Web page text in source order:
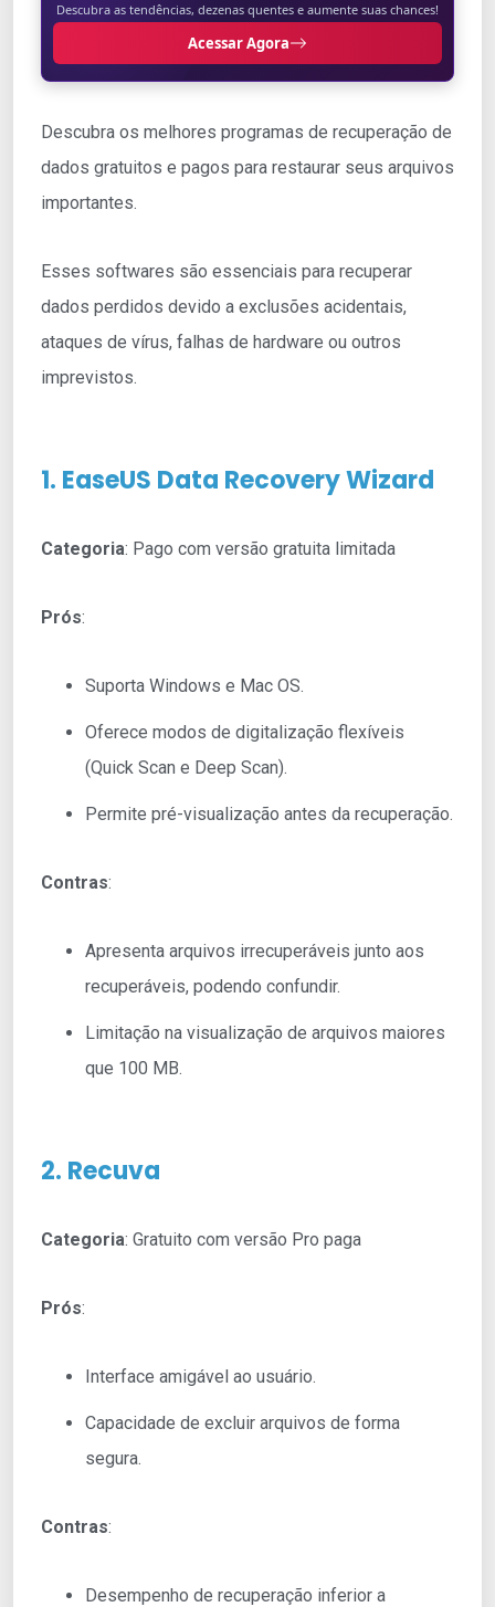
Descubra as tendências, dezenas quentes e aumente suas chances!
Acessar Agora
Descubra os melhores programas de recuperação de
dados gratuitos e pagos para restaurar seus arquivos
importantes.
Esses softwares são essenciais para recuperar
dados perdidos devido a exclusões acidentais,
ataques de vírus, falhas de hardware ou outros
imprevistos.
1. EaseUS Data Recovery Wizard
Categoria: Pago com versão gratuita limitada
Prós:
Suporta Windows e Mac OS.
Oferece modos de digitalização flexíveis
(Quick Scan e Deep Scan).
Permite pré-visualização antes da recuperação.
Contras:
Apresenta arquivos irrecuperáveis junto aos
recuperáveis, podendo confundir.
Limitação na visualização de arquivos maiores
que 100 MB.
2. Recuva
Categoria: Gratuito com versão Pro paga
Prós:
Interface amigável ao usuário.
Capacidade de excluir arquivos de forma
segura.
Contras:
Desempenho de recuperação inferior a